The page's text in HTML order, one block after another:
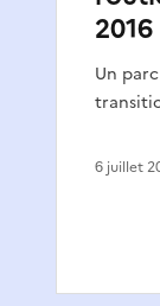
Un
6 juillet